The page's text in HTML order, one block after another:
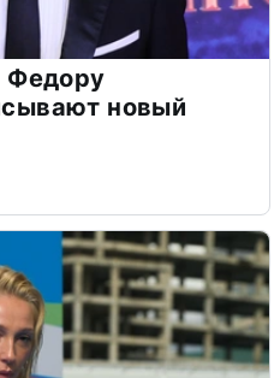
Федору
новый